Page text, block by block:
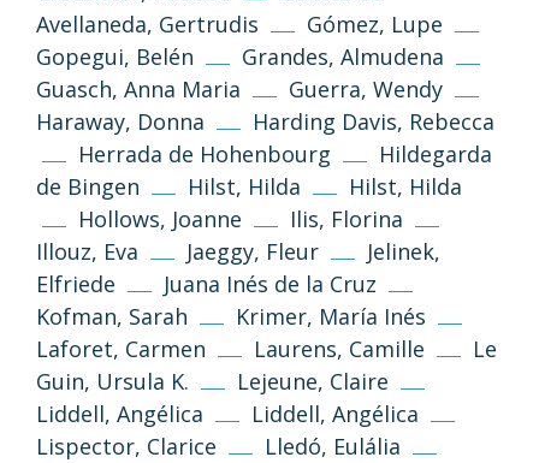
Avellaneda, Gertrudis
Gómez, Lupe
Gopegui, Belén
Grandes, Almudena
Guasch, Anna Maria
Guerra, Wendy
Haraway, Donna
Harding Davis, Rebecca
Herrada de Hohenbourg
Hildegarda
de Bingen
Hilst, Hilda
Hilst, Hilda
Hollows, Joanne
Ilis, Florina
Illouz, Eva
Jaeggy, Fleur
Jelinek,
Elfriede
Juana Inés de la Cruz
Kofman, Sarah
Krimer, María Inés
Laforet, Carmen
Laurens, Camille
Le
Guin, Ursula K.
Lejeune, Claire
Liddell, Angélica
Liddell, Angélica
Lispector, Clarice
Lledó, Eulália